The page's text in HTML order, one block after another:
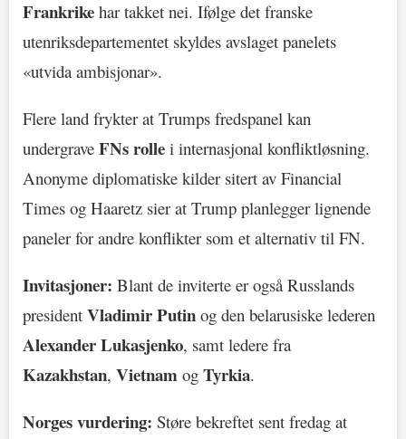
Frankrike har takket nei. Ifølge det franske
utenriksdepartementet skyldes avslaget panelets
«utvida ambisjonar».
Flere land frykter at Trumps fredspanel kan
undergrave FNs rolle i internasjonal konfliktløsning.
Anonyme diplomatiske kilder sitert av Financial
Times og Haaretz sier at Trump planlegger lignende
paneler for andre konflikter som et alternativ til FN.
Invitasjoner: Blant de inviterte er også Russlands
president Vladimir Putin og den belarusiske lederen
Alexander Lukasjenko, samt ledere fra
Kazakhstan, Vietnam og Tyrkia.
Norges vurdering: Støre bekreftet sent fredag at